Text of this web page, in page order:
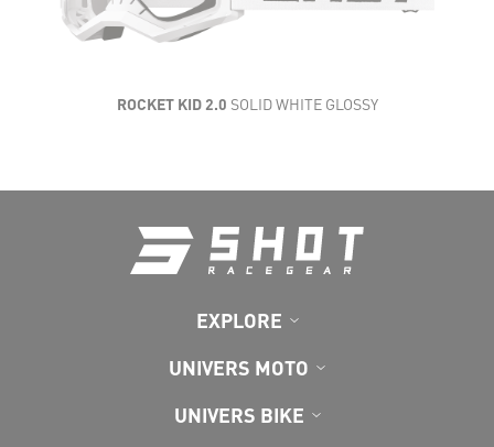
ROCKET KID 2.0 SOLID WHITE GLOSSY
EXPLORE
UNIVERS MOTO
UNIVERS BIKE